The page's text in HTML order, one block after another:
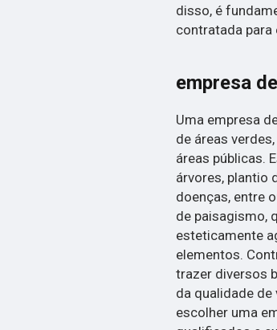
disso, é
contratada para
empresa
Uma empresa
de áreas
áreas públicas.
árvores, plantio
doenças, entre
de paisagismo,
esteticamente
elementos.
trazer diversos
da qualidade
escolher uma